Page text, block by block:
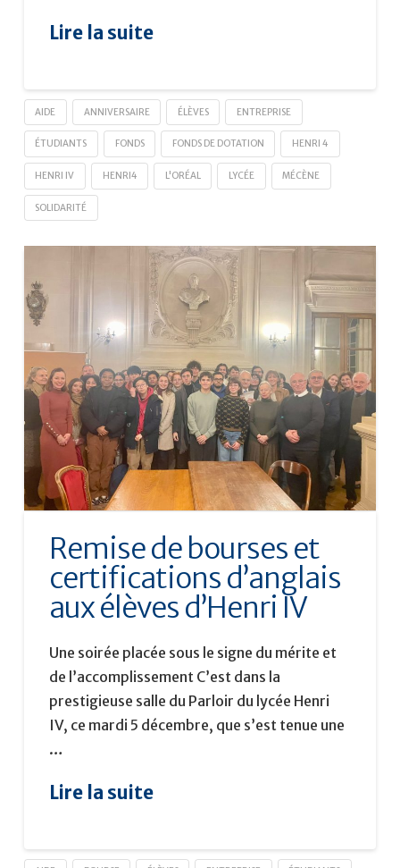
Lire la suite
AIDE ANNIVERSAIRE ÉLÈVES ENTREPRISE
ÉTUDIANTS FONDS FONDS DE DOTATION HENRI 4
HENRI IV HENRI4 L'ORÉAL LYCÉE MÉCÈNE
SOLIDARITÉ
Remise de bourses et
certifications d’anglais
aux élèves d’Henri IV
Une soirée placée sous le signe du mérite et
de l’accomplissement C’est dans la
prestigieuse salle du Parloir du lycée Henri
IV, ce mardi 5 décembre, que s’est tenue une
…
Lire la suite